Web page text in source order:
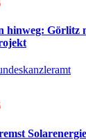
hinweg: Görlitz